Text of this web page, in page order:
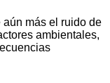
más el ruido de
ambientales,